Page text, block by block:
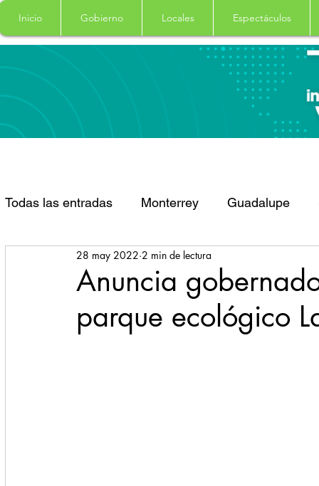
Inicio Gobierno Locales Espectáculos
Todas las entradas Monterrey Guadalupe
Santa Catarina San Pedro Garza Garcia
Espectaculos Clima Principal Salud
Anuncia
parque ecológico
28 may 2022 2 min de lectura